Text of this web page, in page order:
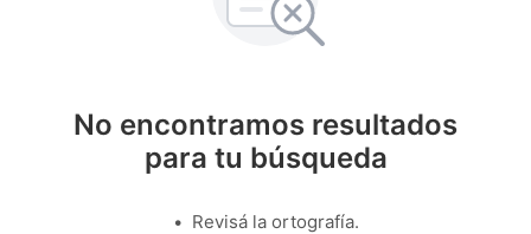
No encontramos resultados
para tu búsqueda
Revisá la ortografía.